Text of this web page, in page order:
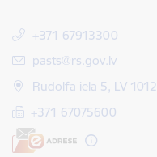
+371 67913300
E-pasts:
pasts@rs.gov.lv
Rūdolfa iela 5, LV 1012
+371 67075600